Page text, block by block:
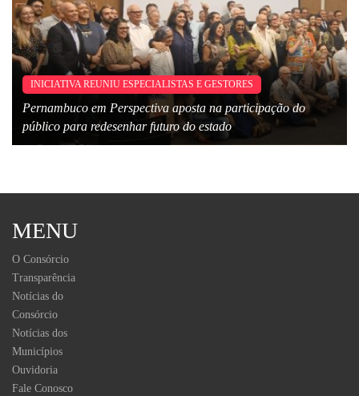
INICIATIVA REUNIU ESPECIALISTAS E GESTORES
Pernambuco em Perspectiva aposta na participação do
público para redesenhar futuro do estado
MENU
O Consórcio
Transparência
Notícias do
Consórcio
Notícias dos
Municípios
Ouvidoria
Fale Conosco